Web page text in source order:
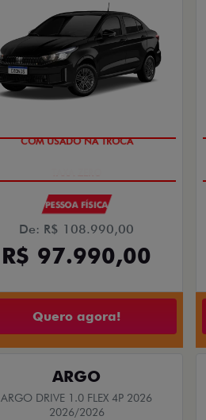
COM USADO NA TROCA
PESSOA FÍSICA
De: R$ 108.990,00
R$ 97.990,00
Quero agora!
ARGO
ARGO DRIVE 1.0 FLEX 4P 2026
2026/2026